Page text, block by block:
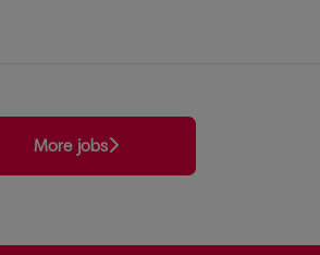
More jobs